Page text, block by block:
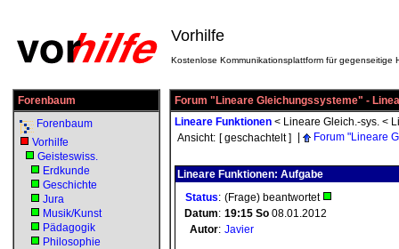
Vorhilfe
Kostenlose Kommunikationsplattform für gegenseitige
Forenbaum
Forenbaum
Vorhilfe
Geisteswiss.
Erdkunde
Geschichte
Jura
Musik/Kunst
Pädagogik
Philosophie
Forum "Lineare Gleichungssysteme" -
Lineare Funktionen < Lineare Gleich.-sys. <
Ansicht: [ geschachtelt ] Forum "Lineare
Lineare Funktionen: Aufgabe
Status: (Frage) beantwortet
Datum: 19:15 So 08.01.2012
Autor: Javier